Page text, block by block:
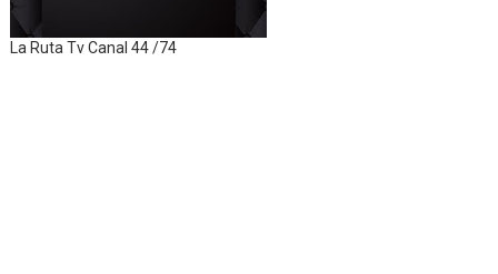
La Ruta Tv Canal 44 /74